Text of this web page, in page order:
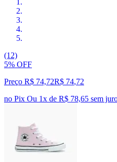
(12)
5% OFF
Preço R$ 74,72R$ 74,72
no Pix Ou 1x de R$ 78,65 sem